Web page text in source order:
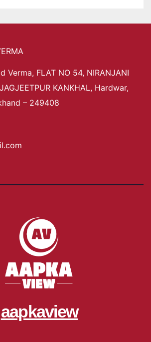
Verma, FLAT NO 54, NIRANJANI
KANKHAL, Hardwar,
– 249408
aapkaview